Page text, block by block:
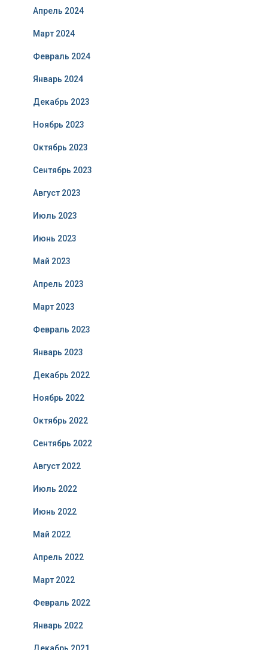
Апрель 2024
Март 2024
Февраль 2024
Январь 2024
Декабрь 2023
Ноябрь 2023
Октябрь 2023
Сентябрь 2023
Август 2023
Июль 2023
Июнь 2023
Май 2023
Апрель 2023
Март 2023
Февраль 2023
Январь 2023
Декабрь 2022
Ноябрь 2022
Октябрь 2022
Сентябрь 2022
Август 2022
Июль 2022
Июнь 2022
Май 2022
Апрель 2022
Март 2022
Февраль 2022
Январь 2022